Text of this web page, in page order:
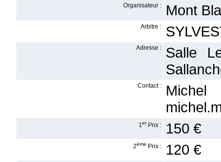
Organisateur : Mont
Arbitre :
Adresse :
Salle
Contact :
1er Prix : 150 €
2ème Prix : 120 €